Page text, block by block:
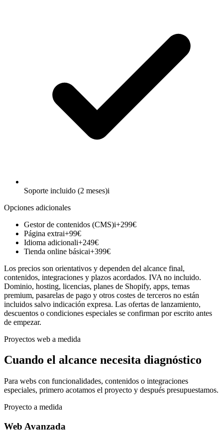
Soporte incluido (2 meses)i
Opciones adicionales
Gestor de contenidos (CMS)i+299€
Página extrai+99€
Idioma adicionali+249€
Tienda online básicai+399€
Los precios son orientativos y dependen del alcance final,
contenidos, integraciones y plazos acordados. IVA no incluido.
Dominio, hosting, licencias, planes de Shopify, apps, temas
premium, pasarelas de pago y otros costes de terceros no están
incluidos salvo indicación expresa. Las ofertas de lanzamiento,
descuentos o condiciones especiales se confirman por escrito antes
de empezar.
Proyectos web a medida
Cuando el alcance necesita diagnóstico
Para webs con funcionalidades, contenidos o integraciones
especiales, primero acotamos el proyecto y después presupuestamos.
Proyecto a medida
Web Avanzada